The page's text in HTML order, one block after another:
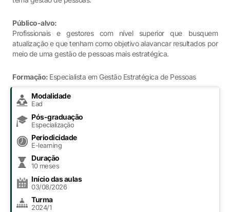
Sobre a ULBRA
Público-alvo:
Profissionais e gestores com nível superior que busquem
atualização e que tenham como objetivo alavancar resultados por
meio de uma gestão de pessoas mais estratégica.
Formação: Especialista em Gestão Estratégica de Pessoas
Modalidade
Ead
Pós-graduação
Especialização
Periodicidade
E-learning
Duração
10 meses
Início das aulas
03/08/2026
Turma
2024/1